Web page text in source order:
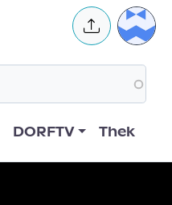
User
DORFTV Thek